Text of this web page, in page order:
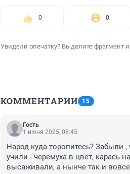
0 0
Увидели опечатку? Выделите фрагмент
КОММЕНТАРИИ 15
Гость
1 июня 2025, 08:45
Народ куда торопитесь? Забыли
учили - черемуха в цвет, карась
высаживали, а нынче так и